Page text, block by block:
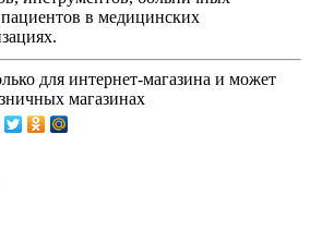
в медицинских
для интернет-магазина и может
магазинах